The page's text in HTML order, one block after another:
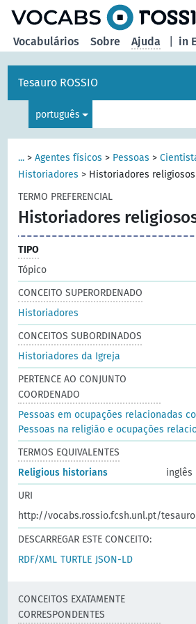
in
Vocabulários Sobre Ajuda
Tesauro ROSSIO
português
... >Agentes físicos > Pessoas >
Historiadores > Historiadores religiosos
TERMO PREFERENCIAL
Historiadores
TIPO
Tópico
CONCEITO SUPERORDENADO
Historiadores
CONCEITOS SUBORDINADOS
Historiadores da Igreja
PERTENCE AO CONJUNTO
COORDENADO
Pessoas em ocupações relacionadas
Pessoas na religião e ocupações
TERMOS EQUIVALENTES
Religious historians
inglês
URI
http://vocabs.rossio.fcsh.unl.pt/
DESCARREGAR ESTE CONCEITO:
RDF/XML TURTLE JSON-LD
CONCEITOS EXATAMENTE
CORRESPONDENTES